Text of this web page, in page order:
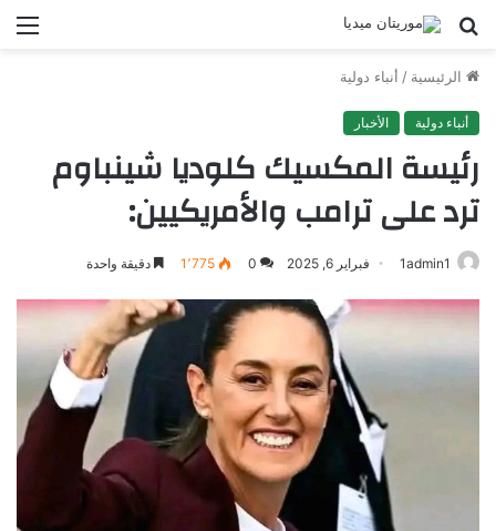
بحث
الرئيسية / أنباء دولية
أنباء دولية الأخبار
رئيسة المكسيك كلوديا شينباوم
ترد على ترامب والأمريكيين:
1admin1 فبراير 6, 2025 0 1٬775 دقيقة واحدة